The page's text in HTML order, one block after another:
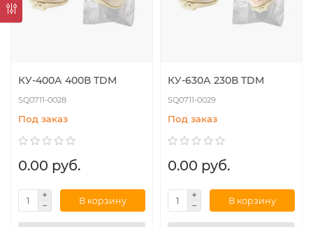
КУ-400А 400В TDM
SQ0711-0028
Под заказ
0.00 руб.
В корзину
КУ-630А 230В TDM
SQ0711-0029
Под заказ
0.00 руб.
В корзину